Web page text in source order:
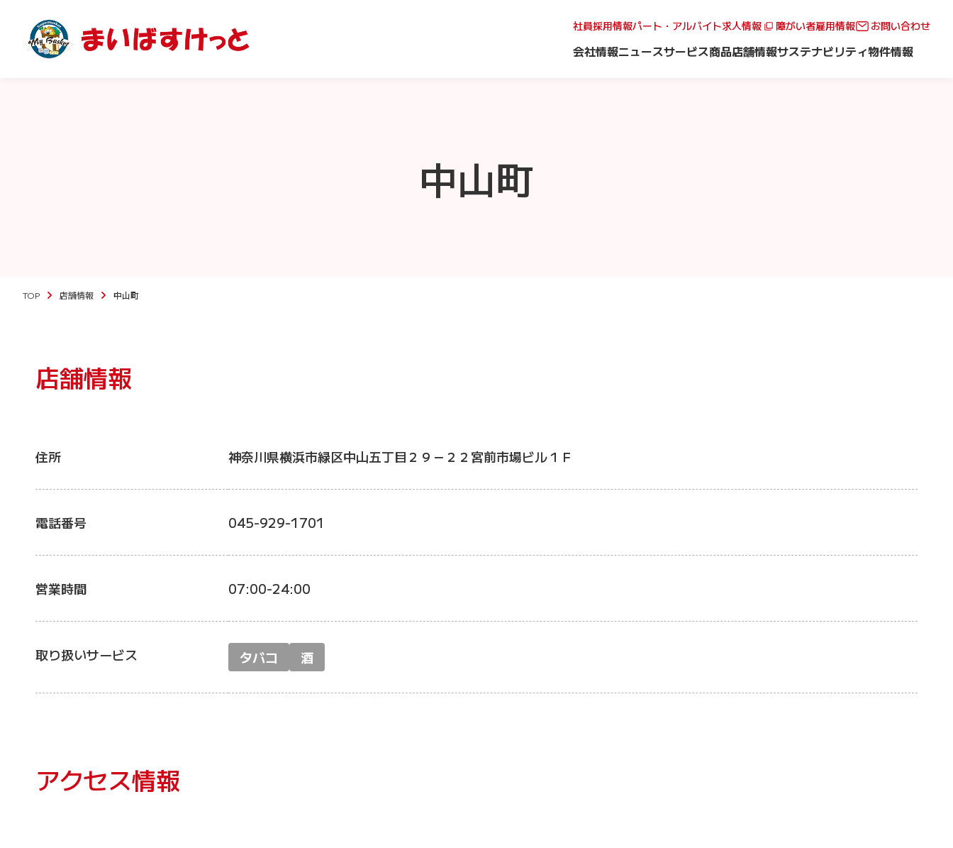
社員採用情報パート・アルバイト求人情報 障がい者雇用情報 お問い合わせ
会社情報ニュースサービス商品店舗情報サステナビリティ物件情報
中山町
TOP 店舗情報 中山町
店舗情報
住所 神奈川県横浜市緑区中山五丁目２９－２２宮前市場ビル１Ｆ
電話番号 045-929-1701
営業時間 07:00-24:00
取り扱いサービス タバコ 酒
アクセス情報